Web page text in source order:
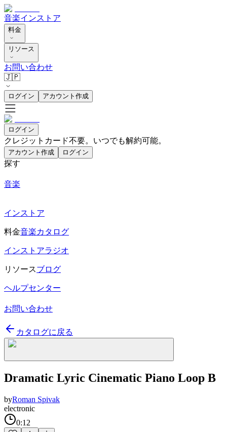
音楽インストア
料金
リソース
お問い合わせ
🇯🇵
ログイン アカウント作成
ログイン
クレジットカード不要。いつでも解約可能。
アカウント作成 ログイン
探す
音楽
インストア
料金音楽カタログ
インストアラジオ
リソースブログ
ヘルプセンター
お問い合わせ
カタログに戻る
Dramatic Lyric Cinematic Piano Loop B
byRoman Spivak
electronic
0:12